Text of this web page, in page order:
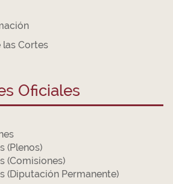
Cortes
Oficiales
(Plenos)
(Comisiones)
(Diputación Permanente)